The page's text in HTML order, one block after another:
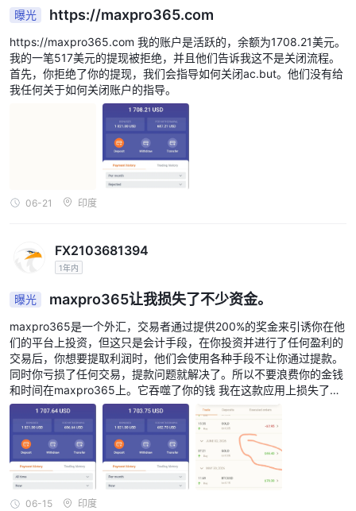
曝光 https://maxpro365.com
https://maxpro365.com 我的账户是活跃的，余额为1708.21美元。
我的一笔517美元的提现被拒绝，并且他们告诉我这不是关闭流程。
首先，你拒绝了你的提现，我们会指导如何关闭ac.but。他们没有给
我任何关于如何关闭账户的指导。
06-21 印度
FX2103681394
1年内
曝光 maxpro365让我损失了不少资金。
maxpro365是一个外汇，交易者通过提供200%的奖金来引诱你在他
们的平台上投资，但这只是会计手段，在你投资并进行了任何盈利的
交易后，你想要提取利润时，他们会使用各种手段不让你通过提款。
同时你亏损了任何交易，提款问题就解决了。所以不要浪费你的金钱
和时间在maxpro365上。它吞噬了你的钱 我在这款应用上损失了数
千美元。我警告大家，请不要在maxpro365上投资。
06-15 印度